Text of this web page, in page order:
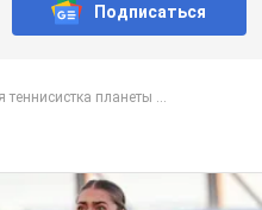
Подписаться
теннисистка планеты ...